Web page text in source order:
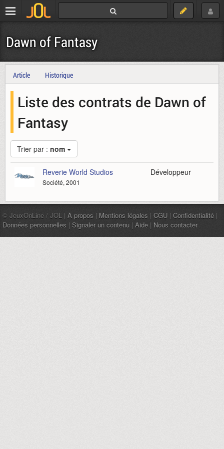
Dawn of Fantasy
Article Historique
Liste des contrats de Dawn of
Fantasy
Trier par : nom
Reverie World Studios
Société, 2001
Développeur
© JeuxOnLine / JOL | À propos | Mentions légales | CGU | Confidentialité |
Données personnelles | Signaler un contenu | Aide | Nous contacter